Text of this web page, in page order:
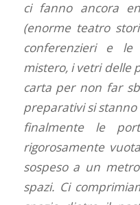
ci fanno ancora
(enorme teatro
conferenzieri e le
mistero, i vetri delle
carta per non far
preparativi si
finalmente le
rigorosamente
sospeso a un
spazi. Ci